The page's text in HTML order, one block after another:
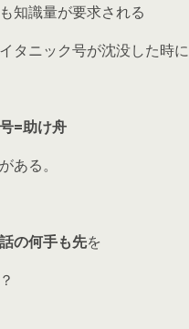
知識量が要求される
タニック号が沈没した時に
=助け舟
ある。
の何手も先を